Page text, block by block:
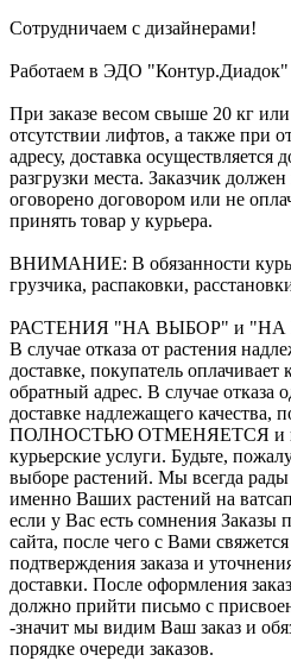
Сотрудничаем с дизайнерами!
Работаем в ЭДО "Контур.Диадок"
При заказе весом свыше 20 кг
отсутствии лифтов, а также при
адресу, доставка
разгрузки места. Заказчик
оговорено договором или не
принять товар у курьера.
ВНИМАНИЕ: В обязанности
грузчика, распаковки,
РАСТЕНИЯ "НА ВЫБОР" и "НА
В случае отказа от растения
доставке, покупатель оплачивает
обратный адрес. В случае отказа
доставке надлежащего качества,
ПОЛНОСТЬЮ ОТМЕНЯЕТСЯ и
курьерские услуги. Будьте,
выборе растений. Мы всегда
именно Ваших растений на
если у Вас есть сомнения Заказы
сайта, после чего с Вами
подтверждения заказа и
доставки. После оформления
должно прийти письмо с
-значит мы видим Ваш заказ и
порядке очереди заказов.